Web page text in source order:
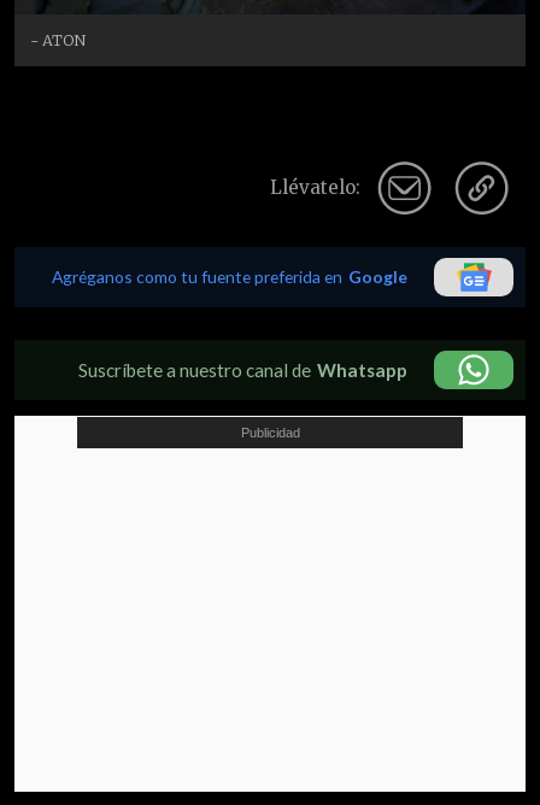
- ATON
Llévatelo:
Agréganos como tu fuente preferida en Google
Suscríbete a nuestro canal de Whatsapp